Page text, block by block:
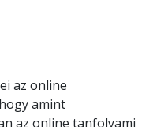
az online
amint
az online tanfolyami